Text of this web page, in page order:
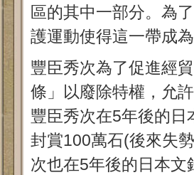
區的其中一部分。為
護運動使得這一帶成為
豐臣秀次為了促進經
條」以廢除特權，允
豐臣秀次在5年後的
封賞100萬石(後來失
次也在5年後的日本